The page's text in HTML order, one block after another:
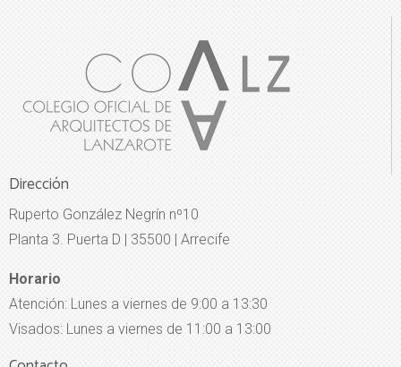
Dirección
Ruperto González Negrín nº10
Planta 3. Puerta D | 35500 | Arrecife
Horario
Atención: Lunes a viernes de 9:00 a 13:30
Visados: Lunes a viernes de 11:00 a 13:00